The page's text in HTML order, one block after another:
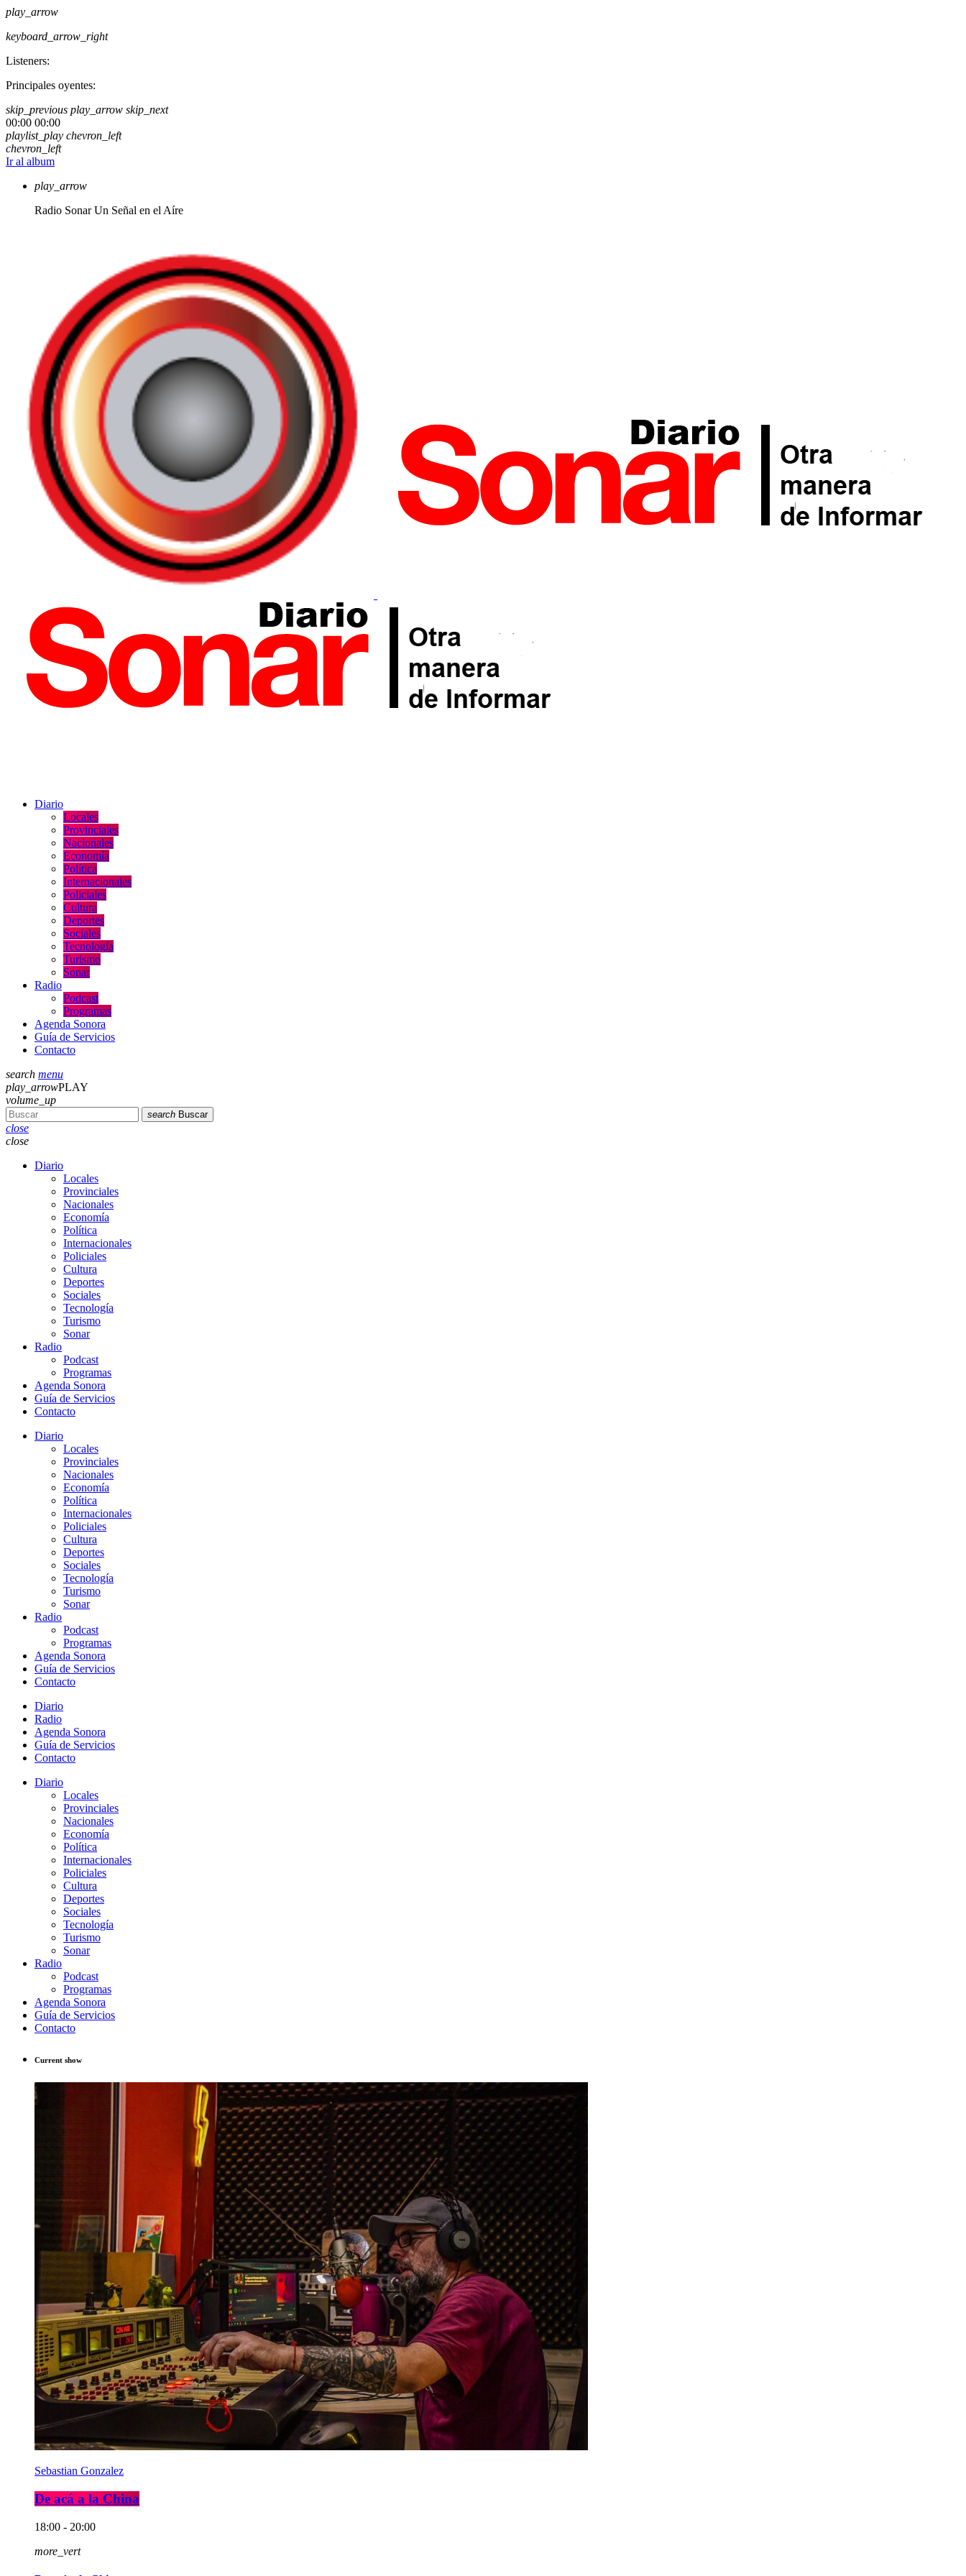
play_arrow
keyboard_arrow_right
Listeners:
Principales oyentes:
skip_previous play_arrow skip_next
00:00 00:00
playlist_play chevron_left
chevron_left
Ir al album
play_arrow
Radio Sonar Un Señal en el Aíre
Diario
Locales
Provinciales
Nacionales
Economía
Política
Internacionales
Policiales
Cultura
Deportes
Sociales
Tecnología
Turismo
Sonar
Radio
Podcast
Programas
Agenda Sonora
Guía de Servicios
Contacto
search menu
play_arrowPLAY
volume_up
search Buscar
close
close
Diario
Locales
Provinciales
Nacionales
Economía
Política
Internacionales
Policiales
Cultura
Deportes
Sociales
Tecnología
Turismo
Sonar
Radio
Podcast
Programas
Agenda Sonora
Guía de Servicios
Contacto
Diario
Locales
Provinciales
Nacionales
Economía
Política
Internacionales
Policiales
Cultura
Deportes
Sociales
Tecnología
Turismo
Sonar
Radio
Podcast
Programas
Agenda Sonora
Guía de Servicios
Contacto
Diario
Radio
Agenda Sonora
Guía de Servicios
Contacto
Diario
Locales
Provinciales
Nacionales
Economía
Política
Internacionales
Policiales
Cultura
Deportes
Sociales
Tecnología
Turismo
Sonar
Radio
Podcast
Programas
Agenda Sonora
Guía de Servicios
Contacto
Current show
Sebastian Gonzalez
De acá a la China
18:00 - 20:00
more_vert